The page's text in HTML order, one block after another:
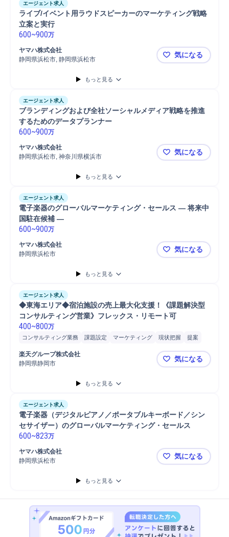
エージェント求人
ライブ/イベント用ラウドスピーカーのマーケティング戦略
立案と実行
600~900万
ヤマハ株式会社
静岡県浜松市, 静岡県浜松市
ライブ/イベ
気になる
もっと見る
エージェント求人
ブランディングおよび全社ソーシャルメディア戦略を推進
するためのデータプランナー
600~900万
ヤマハ株式会社
静岡県浜松市, 神奈川県横浜市
ブランディ
気になる
もっと見る
エージェント求人
電子楽器のグローバルマーケティング・セールス ― 将来中
国駐在候補 ―
600~900万
ヤマハ株式会社
静岡県浜松市
電子楽器の
気になる
もっと見る
エージェント求人
◆東海エリア◆宿泊施設の売上最大化支援！《課題解決型
コンサルティング営業》フレックス・リモート可
400~800万
コンサルティング業務 課題設定 マーケティング 現状把握
提案
営業
サイト運営/管理
楽天グループ株式会社
静岡県静岡市
◆東海エリ
気になる
もっと見る
エージェント求人
電子楽器（デジタルピアノ／ポータブルキーボード／シン
セサイザー）のグローバルマーケティング・セールス
600~823万
ヤマハ株式会社
静岡県浜松市
電子楽器（
気になる
もっと見る